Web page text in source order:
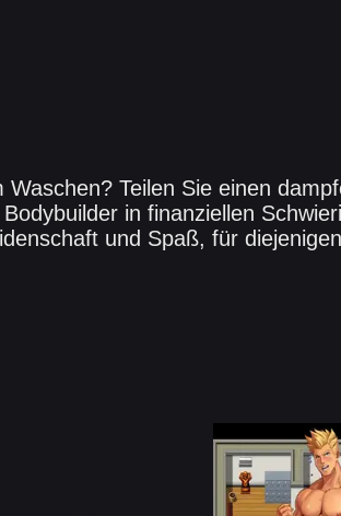
Teilen Sie einen
in finanziellen
und Spaß, für